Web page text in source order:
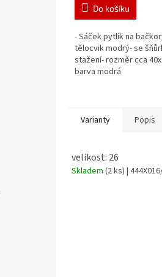
Do košíku
- Sáček pytlík na
tělocvik modrý- se
stažení- rozměr cca
barva modrá
Varianty Popis
velikost: 26
Skladem (2 ks) |